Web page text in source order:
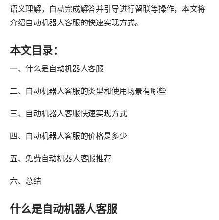
语义理解，自动完成解答并引导进行留联等操作，本文将
介绍自动机器人客服的快速实现方式。
本文目录：
一、什么是自动机器人客服
二、自动机器人客服的类型和使用场景有哪些
三、自动机器人客服快速实现方式
四、自动机器人客服的价格是多少
五、免费自动机器人客服推荐
六、总结
什么是自动机器人客服